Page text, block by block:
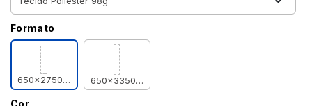
Formato
650x2750mm 650x3350mm